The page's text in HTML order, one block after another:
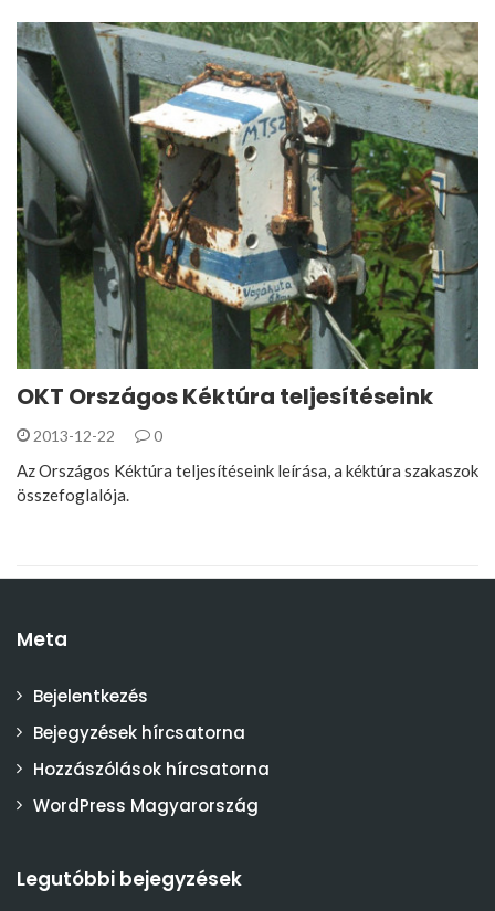
OKT Országos Kéktúra teljesítéseink
2013-12-22 0
Az Országos Kéktúra teljesítéseink leírása, a kéktúra szakaszok
összefoglalója.
Meta
Bejelentkezés
Bejegyzések hírcsatorna
Hozzászólások hírcsatorna
WordPress Magyarország
Legutóbbi bejegyzések